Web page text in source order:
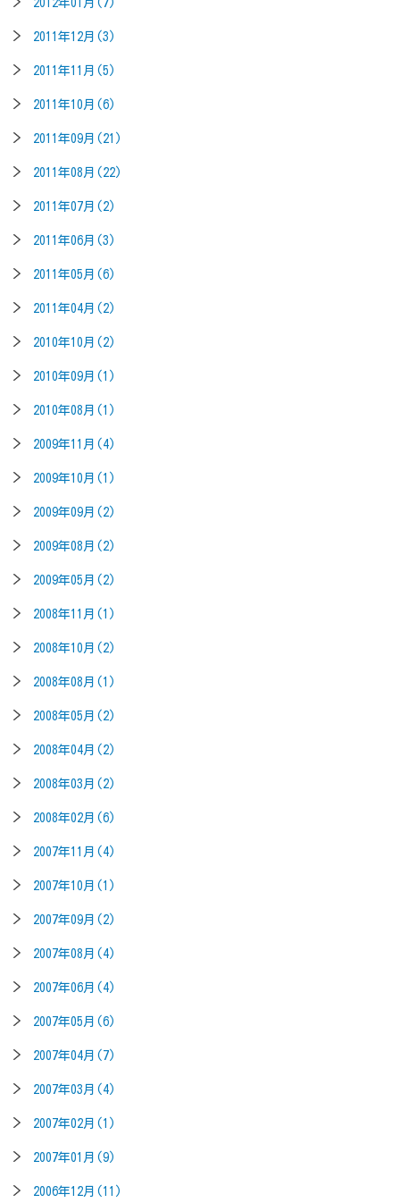
2012年01月(7)
2011年12月(3)
2011年11月(5)
2011年10月(6)
2011年09月(21)
2011年08月(22)
2011年07月(2)
2011年06月(3)
2011年05月(6)
2011年04月(2)
2010年10月(2)
2010年09月(1)
2010年08月(1)
2009年11月(4)
2009年10月(1)
2009年09月(2)
2009年08月(2)
2009年05月(2)
2008年11月(1)
2008年10月(2)
2008年08月(1)
2008年05月(2)
2008年04月(2)
2008年03月(2)
2008年02月(6)
2007年11月(4)
2007年10月(1)
2007年09月(2)
2007年08月(4)
2007年06月(4)
2007年05月(6)
2007年04月(7)
2007年03月(4)
2007年02月(1)
2007年01月(9)
2006年12月(11)